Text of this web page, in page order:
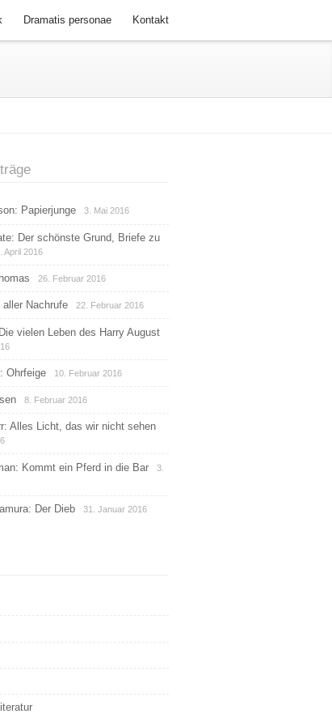
Dramatis personae Kontakt
Papierjunge 3. Mai 2016
Der schönste Grund, Briefe zu
April 2016
26. Februar 2016
aller Nachrufe 22. Februar 2016
vielen Leben des Harry August
Ohrfeige 10. Februar 2016
8. Februar 2016
Alles Licht, das wir nicht sehen
Kommt ein Pferd in die Bar
3.
Der Dieb 31. Januar 2016